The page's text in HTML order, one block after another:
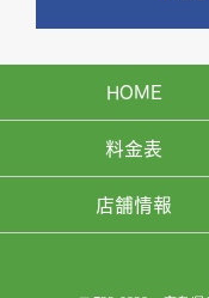
HOME
料金表
店舗情報